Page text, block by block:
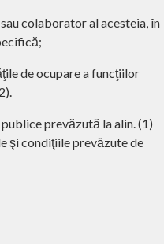
colaborator al acesteia, în
de ocupare a funcţiilor
prevăzută la alin. (1)
şi condiţiile prevăzute de